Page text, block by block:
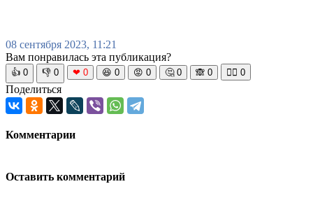
08 сентября 2023, 11:21
Вам понравилась эта публикация?
👍 0 👎 0 ❤ 0 😆 0 😡 0 🤔 0 🙈 0 🧘‍♀️ 0
Поделиться
Комментарии
Оставить комментарий